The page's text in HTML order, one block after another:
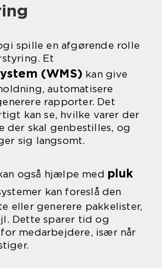
spille en afgørende rolle
Et
(WMS) kan give
automatisere
rapporter. Det
kan se, hvilke varer der
der skal genbestilles, og
sig langsomt.
også hjælpe med pluk
kan foreslå den
eller generere pakkelister,
Dette sparer tid og
medarbejdere, især når